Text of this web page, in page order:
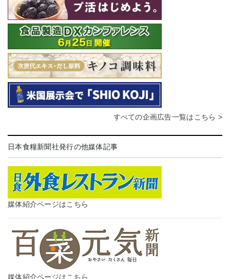
すべての企画広告一覧はこちら >
日本食糧新聞社発行の他媒体記事
媒体紹介ページはこちら
媒体紹介ページはこちら